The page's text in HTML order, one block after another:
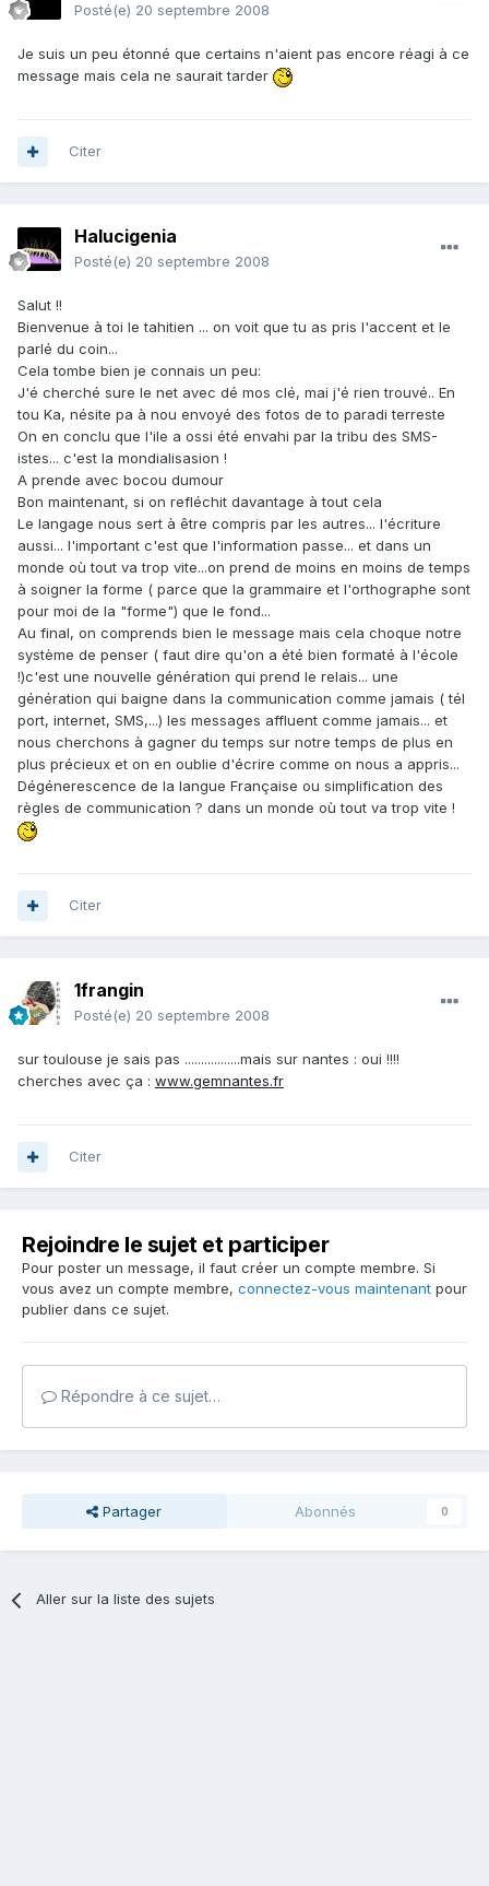
Posté(e) 20 septembre 2008
Je suis un peu étonné que certains n'aient pas encore réagi à ce
message mais cela ne saurait tarder
Citer
Halucigenia
Posté(e) 20 septembre 2008
Salut !!
Bienvenue à toi le tahitien ... on voit que tu as pris l'accent et le
parlé du coin...
Cela tombe bien je connais un peu:
J'é cherché sure le net avec dé mos clé, mai j'é rien trouvé.. En
tou Ka, nésite pa à nou envoyé des fotos de to paradi terreste
On en conclu que l'ile a ossi été envahi par la tribu des SMS-
istes... c'est la mondialisasion !
A prende avec bocou dumour
Bon maintenant, si on refléchit davantage à tout cela
Le langage nous sert à être compris par les autres... l'écriture
aussi... l'important c'est que l'information passe... et dans un
monde où tout va trop vite...on prend de moins en moins de temps
à soigner la forme ( parce que la grammaire et l'orthographe sont
pour moi de la "forme") que le fond...
Au final, on comprends bien le message mais cela choque notre
système de penser ( faut dire qu'on a été bien formaté à l'école
!)c'est une nouvelle génération qui prend le relais... une
génération qui baigne dans la communication comme jamais ( tél
port, internet, SMS,...) les messages affluent comme jamais... et
nous cherchons à gagner du temps sur notre temps de plus en
plus précieux et on en oublie d'écrire comme on nous a appris...
Dégénerescence de la langue Française ou simplification des
règles de communication ? dans un monde où tout va trop vite !
Citer
1frangin
Posté(e) 20 septembre 2008
sur toulouse je sais pas .................mais sur nantes : oui !!!!
cherches avec ça : www.gemnantes.fr
Citer
Rejoindre le sujet et participer
Pour poster un message, il faut créer un compte membre. Si
vous avez un compte membre, connectez-vous maintenant pour
publier dans ce sujet.
Répondre à ce sujet…
Partager Abonnés 0
Aller sur la liste des sujets